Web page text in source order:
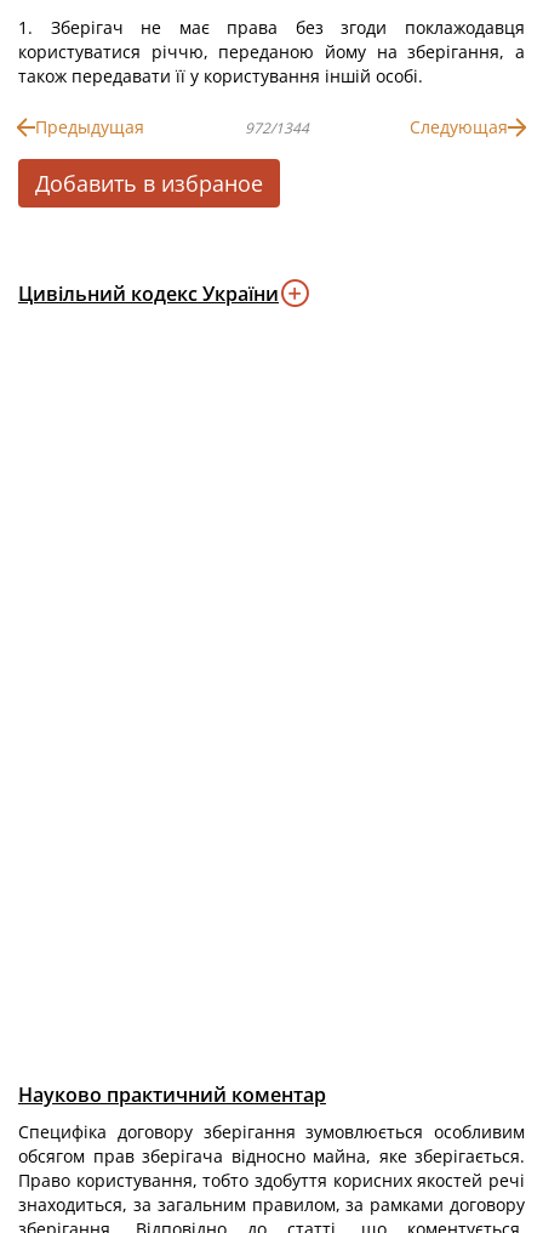
1. Зберігач не має права без згоди поклажодавця
користуватися річчю, переданою йому на зберігання, а
також передавати її у користування іншій особі.
Предыдущая 972/1344 Следующая
Добавить в избраное
Цивільний кодекс України
Науково практичний коментар
Специфіка договору зберігання зумовлюється особливим
обсягом прав зберігача відносно майна, яке зберігається.
Право користування, тобто здобуття корисних якостей речі
знаходиться, за загальним правилом, за рамками договору